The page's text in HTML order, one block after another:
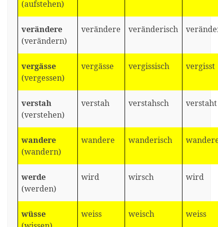
(aufstehen)
verändere
(verändern)
verändere veränderisch
vergässe
(vergessen)
vergässe vergissisch vergisst
verstah
(verstehen)
verstah verstahsch verstaht
wandere
(wandern)
wandere wanderisch
werde
(werden)
wird wirsch wird
wüsse
weiss weisch weiss